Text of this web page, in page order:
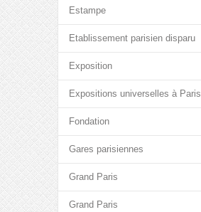
Estampe
Etablissement parisien disparu
Exposition
Expositions universelles à Paris
Fondation
Gares parisiennes
Grand Paris
Grand Paris